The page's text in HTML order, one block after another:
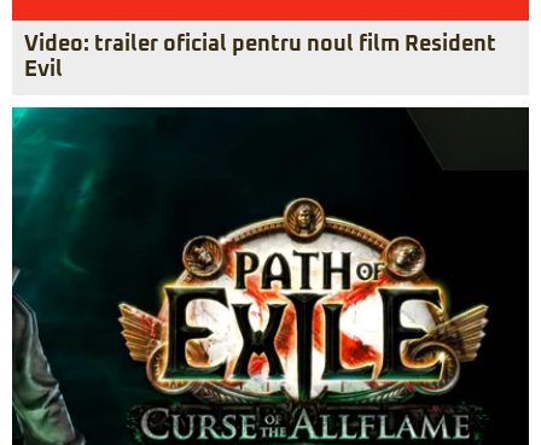
Video: trailer oficial pentru noul film Resident
Evil